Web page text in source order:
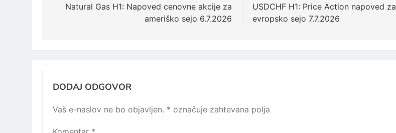
prispevka
Natural Gas H1: Napoved cenovne akcije za
ameriško sejo 6.7.2026
USDCHF H1: Price Action napoved za
evropsko sejo 7.7.2026
DODAJ ODGOVOR
Vaš e-naslov ne bo objavljen. * označuje zahtevana polja